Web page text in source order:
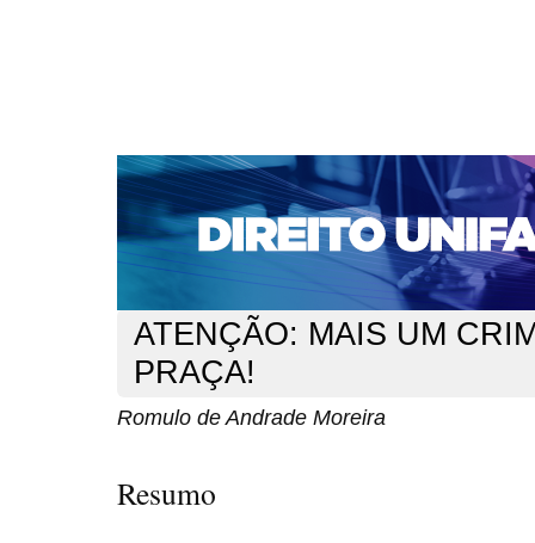
CAPA SOBRE ACESSO CADASTRO
NOTÍCIAS
EDIÇÕES DE Nº 1 A 100 WEBMAIL
Capa>n. 139 (2012) > Moreira
ATENÇÃO: MAIS UM
PRAÇA!
Romulo de Andrade Moreira
Resumo